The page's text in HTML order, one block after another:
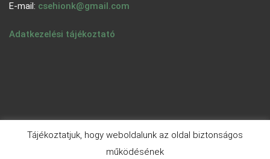
E-mail: csehionk@gmail.com
Adatkezelési tájékoztató
Tájékoztatjuk, hogy weboldalunk az oldal biztonságos
működésének